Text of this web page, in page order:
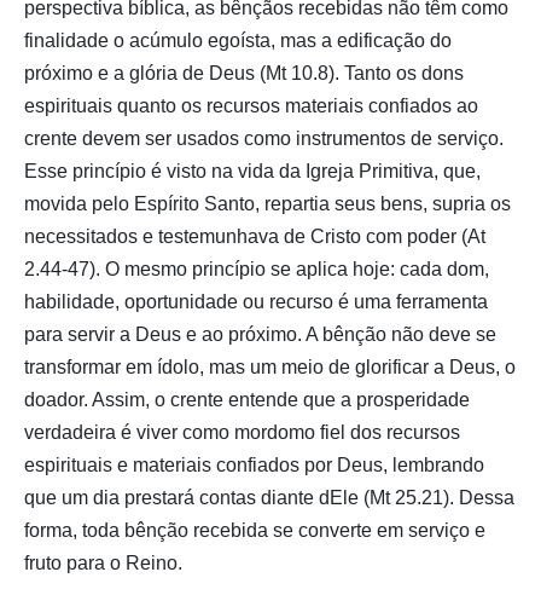
perspectiva bíblica, as bênçãos recebidas não têm como
finalidade o acúmulo egoísta, mas a edificação do
próximo e a glória de Deus (Mt 10.8). Tanto os dons
espirituais quanto os recursos materiais confiados ao
crente devem ser usados como instrumentos de serviço.
Esse princípio é visto na vida da Igreja Primitiva, que,
movida pelo Espírito Santo, repartia seus bens, supria os
necessitados e testemunhava de Cristo com poder (At
2.44-47). O mesmo princípio se aplica hoje: cada dom,
habilidade, oportunidade ou recurso é uma ferramenta
para servir a Deus e ao próximo. A bênção não deve se
transformar em ídolo, mas um meio de glorificar a Deus, o
doador. Assim, o crente entende que a prosperidade
verdadeira é viver como mordomo fiel dos recursos
espirituais e materiais confiados por Deus, lembrando
que um dia prestará contas diante dEle (Mt 25.21). Dessa
forma, toda bênção recebida se converte em serviço e
fruto para o Reino.